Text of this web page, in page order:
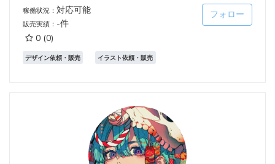
稼働状況： 対応可能
販売実績： -件
0 (0)
フォロー
デザイン依頼・販売 イラスト依頼・販売